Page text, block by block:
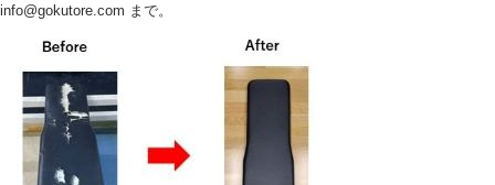
info@gokutore.com まで。